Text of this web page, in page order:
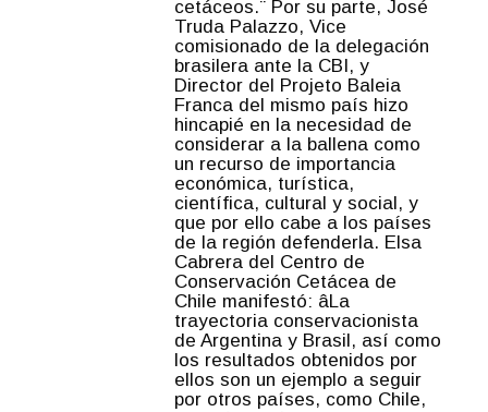
cetáceos.¨ Por su parte, José
Truda Palazzo, Vice
comisionado de la delegación
brasilera ante la CBI, y
Director del Projeto Baleia
Franca del mismo país hizo
hincapié en la necesidad de
considerar a la ballena como
un recurso de importancia
económica, turística,
científica, cultural y social, y
que por ello cabe a los países
de la región defenderla. Elsa
Cabrera del Centro de
Conservación Cetácea de
Chile manifestó: âLa
trayectoria conservacionista
de Argentina y Brasil, así como
los resultados obtenidos por
ellos son un ejemplo a seguir
por otros países, como Chile,